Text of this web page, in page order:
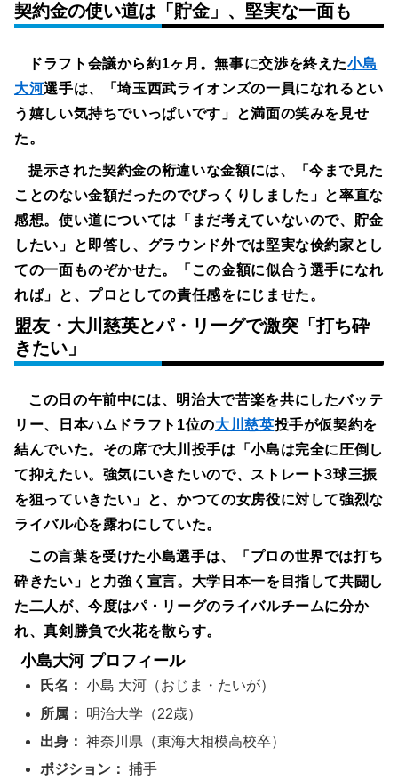
契約金の使い道は「貯金」、堅実な一面も
ドラフト会議から約1ヶ月。無事に交渉を終えた小島
大河選手は、「埼玉西武ライオンズの一員になれるとい
う嬉しい気持ちでいっぱいです」と満面の笑みを見せ
た。
提示された契約金の桁違いな金額には、「今まで見た
ことのない金額だったのでびっくりしました」と率直な
感想。使い道については「まだ考えていないので、貯金
したい」と即答し、グラウンド外では堅実な倹約家とし
ての一面ものぞかせた。「この金額に似合う選手になれ
れば」と、プロとしての責任感をにじませた。
盟友・大川慈英とパ・リーグで激突「打ち砕
きたい」
この日の午前中には、明治大で苦楽を共にしたバッテ
リー、日本ハムドラフト1位の大川慈英投手が仮契約を
結んでいた。その席で大川投手は「小島は完全に圧倒し
て抑えたい。強気にいきたいので、ストレート3球三振
を狙っていきたい」と、かつての女房役に対して強烈な
ライバル心を露わにしていた。
この言葉を受けた小島選手は、「プロの世界では打ち
砕きたい」と力強く宣言。大学日本一を目指して共闘し
た二人が、今度はパ・リーグのライバルチームに分か
れ、真剣勝負で火花を散らす。
小島大河 プロフィール
氏名： 小島 大河（おじま・たいが）
所属：
明治大学（22歳）
出身： 神奈川県（東海大相模高校卒）
ポジション： 捕手